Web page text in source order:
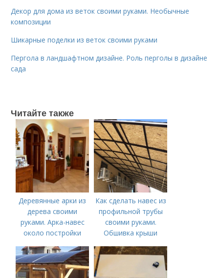
Декор для дома из веток своими руками. Необычные
композиции
Шикарные поделки из веток своими руками
Пергола в ландшафтном дизайне. Роль перголы в дизайне
сада
Читайте также
Деревянные арки из
дерева своими
руками. Арка-навес
около постройки
Как сделать навес из
профильной трубы
своими руками.
Обшивка крыши